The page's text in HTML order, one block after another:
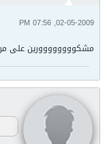
02-05-2009, 07:56 PM
مشكوووووووورين على